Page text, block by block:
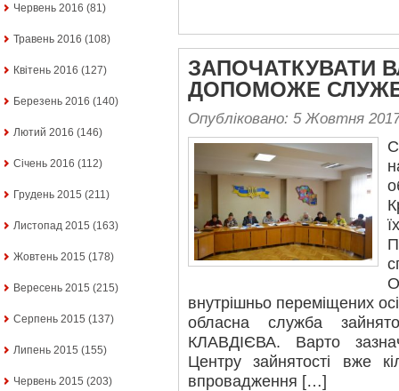
Червень 2016 (81)
Травень 2016 (108)
Квітень 2016 (127)
Березень 2016 (140)
Лютий 2016 (146)
Січень 2016 (112)
Грудень 2015 (211)
Листопад 2015 (163)
Жовтень 2015 (178)
Вересень 2015 (215)
Серпень 2015 (137)
Липень 2015 (155)
Червень 2015 (203)
ЗАПОЧАТКУВАТИ
ДОПОМОЖЕ
Опубліковано: 5 Жовтня
внутрішньо переміщених
обласна служба
КЛАВДІЄВА. Варто
Центру зайнятості вже
впровадження […]